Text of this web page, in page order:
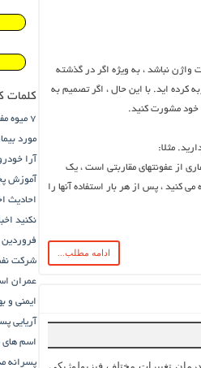
نباشد ، به ویژه اگر در گذشته
کرده اید. با این حال ، اگر تصمیم به
خود مشورت کنید.
مثلا:
از عفونتهای مقاربتی است ، یک
کنید ، پس از هر بار استفاده آنها را
ادامه مطلب...
کلمات
7 میوه مفید برای زنان باردار
مورد
آرا
آموزش
احادیث
نکنید
فروردین
شرکت
عمران
ایمنی و
آریایی
اسم های
پسرانه